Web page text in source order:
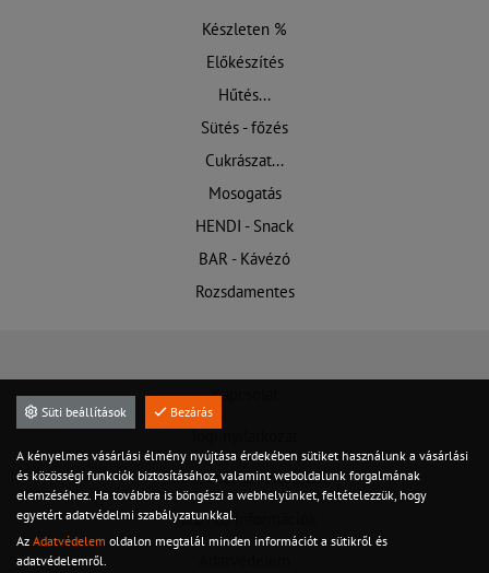
Készleten %
Előkészítés
Hűtés...
Sütés - főzés
Cukrászat...
Mosogatás
HENDI - Snack
BAR - Kávézó
Rozsdamentes
Kapcsolat
Felhasználási feltételek
Hasznos információk
Süti beállítások Bezárás
A kényelmes vásárlási élmény nyújtása érdekében sütiket használunk a vásárlási
és közösségi funkciók biztosításához, valamint weboldalunk forgalmának
elemzéséhez. Ha továbbra is böngészi a webhelyünket, feltételezzük, hogy
egyetért adatvédelmi szabályzatunkkal.
Az Adatvédelem oldalon megtalál minden információt a sütikről és
adatvédelemről.